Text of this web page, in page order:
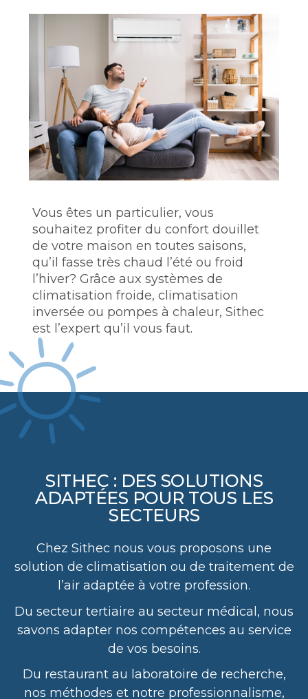
Vous êtes un particulier, vous
souhaitez profiter du confort douillet
de votre maison en toutes saisons,
qu’il fasse très chaud l’été ou froid
l’hiver? Grâce aux systèmes de
climatisation froide, climatisation
inversée ou pompes à chaleur, Sithec
est l’expert qu’il vous faut.
SITHEC : DES SOLUTIONS
ADAPTÉES POUR TOUS LES
SECTEURS
Chez Sithec nous vous proposons une
solution de climatisation ou de traitement de
l’air adaptée à votre profession.
Du secteur tertiaire au secteur médical, nous
savons adapter nos compétences au service
de vos besoins.
Du restaurant au laboratoire de recherche,
nos méthodes et notre professionnalisme,